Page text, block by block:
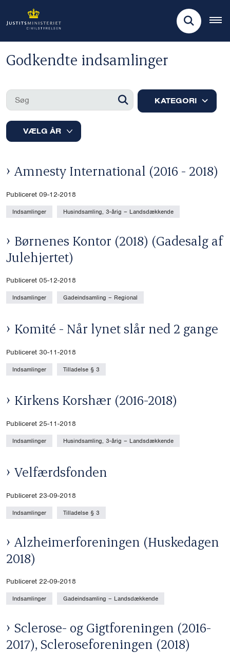
Godkendte indsamlinger
KATEGORI
Amnesty International (2016 - 2018)
Publiceret 09-12-2018
Indsamlinger Husindsamling, 3-årig – Landsdækkende
Børnenes Kontor (2018) (Gadesalg af
Julehjertet)
Publiceret 05-12-2018
Indsamlinger Gadeindsamling – Regional
Komité - Når lynet slår ned 2 gange
Publiceret 30-11-2018
Indsamlinger Tilladelse § 3
Kirkens Korshær (2016-2018)
Publiceret 25-11-2018
Indsamlinger Husindsamling, 3-årig – Landsdækkende
Velfærdsfonden
Publiceret 23-09-2018
Indsamlinger Tilladelse § 3
Alzheimerforeningen (Huskedagen
2018)
Publiceret 22-09-2018
Indsamlinger Gadeindsamling – Landsdækkende
Sclerose- og Gigtforeningen (2016-
2017), Scleroseforeningen (2018)